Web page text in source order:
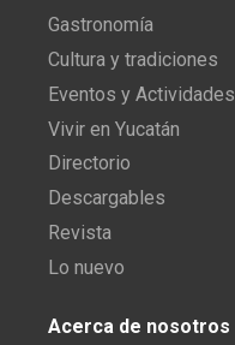
Gastronomía
Cultura y tradiciones
Eventos y Actividades
Vivir en Yucatán
Directorio
Descargables
Revista
Lo nuevo
Acerca de nosotros